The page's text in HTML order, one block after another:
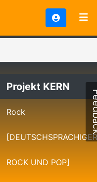
Projekt KERN
Rock
[DEUTSCHSPRACHIGER
ROCK UND POP]